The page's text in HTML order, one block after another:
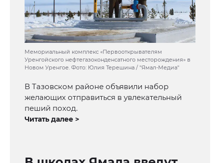
Мемориальный комплекс «Первооткрывателям
Уренгойского нефтегазоконденсатного месторождения» в
Новом Уренгое. Фото: Юлия Терешина / "Ямал-Медиа"
В Тазовском районе объявили набор
желающих отправиться в увлекательный
пеший поход.
Читать далее >